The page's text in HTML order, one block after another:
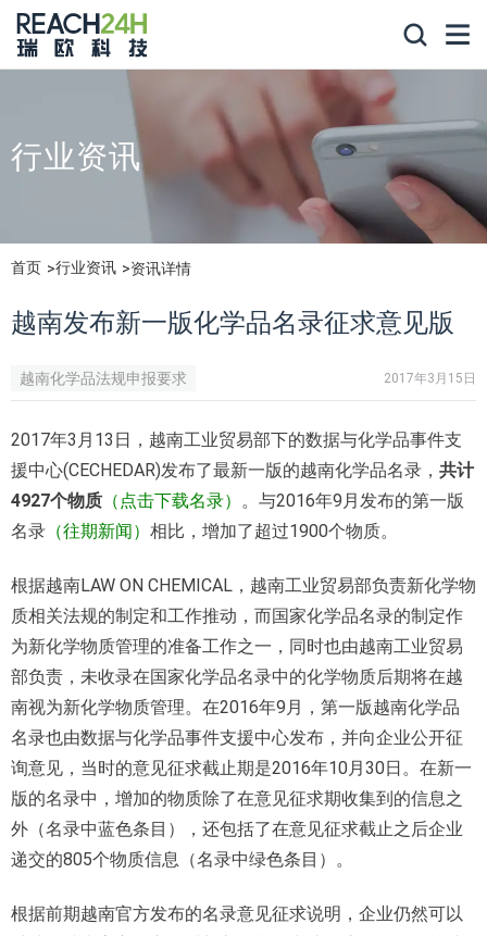
行业资讯
首页 行业资讯 资讯详情
越南发布新一版化学品名录征求意见版
越南化学品法规申报要求 2017年3月15日
2017年3月13日，越南工业贸易部下的数据与化学品事件支
援中心(CECHEDAR)发布了最新一版的越南化学品名录， 共计
4927个物质 （ 点击下载名录） 。与2016年9月发布的第一版
名录 （往期新闻） 相比，增加了超过1900个物质。
根据越南LAW ON CHEMICAL，越南工业贸易部负责新化学物
质相关法规的制定和工作推动，而国家化学品名录的制定作
为新化学物质管理的准备工作之一，同时也由越南工业贸易
部负责，未收录在国家化学品名录中的化学物质后期将在越
南视为新化学物质管理。在2016年9月，第一版越南化学品
名录也由数据与化学品事件支援中心发布，并向企业公开征
询意见，当时的意见征求截止期是2016年10月30日。在新一
版的名录中，增加的物质除了在意见征求期收集到的信息之
外（名录中蓝色条目），还包括了在意见征求截止之后企业
递交的805个物质信息（名录中绿色条目）。
根据前期越南官方发布的名录意见征求说明，企业仍然可以